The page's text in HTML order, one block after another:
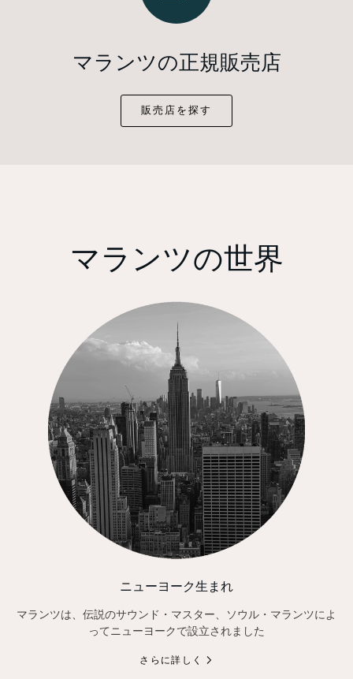
マランツの正規販売店
販売店を探す
マランツの世界
ニューヨーク生まれ
マランツは、伝説のサウンド・マスター、ソウル・マランツによ
ってニューヨークで設立されました
さらに詳しく